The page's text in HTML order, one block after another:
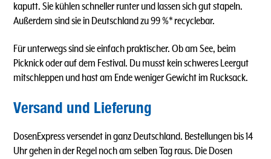
kaputt. Sie kühlen schneller runter und lassen sich gut stapeln.
Außerdem sind sie in Deutschland zu 99 %* recyclebar.
Für unterwegs sind sie einfach praktischer. Ob am See, beim
Picknick oder auf dem Festival. Du musst kein schweres Leergut
mitschleppen und hast am Ende weniger Gewicht im Rucksack.
Versand und Lieferung
DosenExpress versendet in ganz Deutschland. Bestellungen bis 14
Uhr gehen in der Regel noch am selben Tag raus. Die Dosen